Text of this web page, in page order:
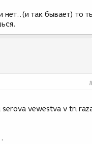
так бывает) то
vewestva v tri